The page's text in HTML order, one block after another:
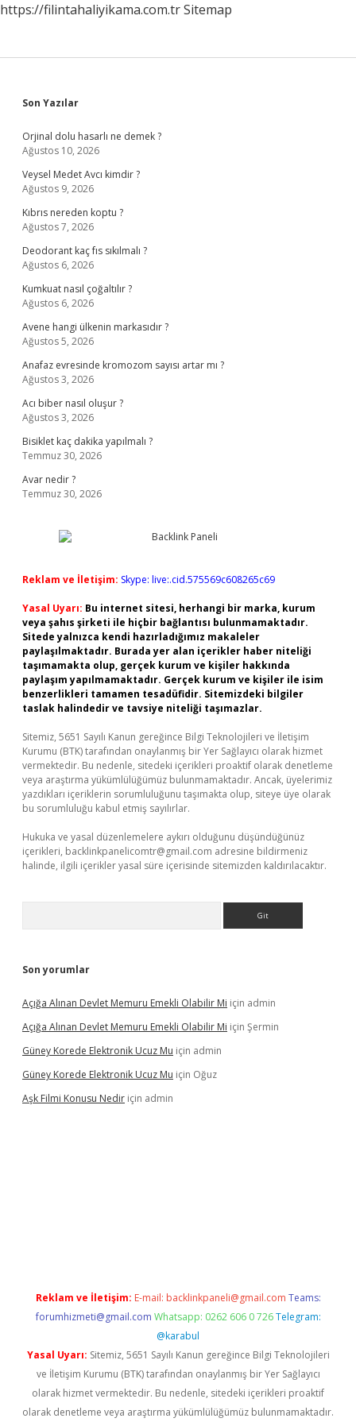
https://filintahaliyikama.com.trSitemap
Sidebar
Son Yazılar
Orjinal dolu hasarlı ne demek ?
Ağustos 10, 2026
Veysel Medet Avcı kimdir ?
Ağustos 9, 2026
Kıbrıs nereden koptu ?
Ağustos 7, 2026
Deodorant kaç fıs sıkılmalı ?
Ağustos 6, 2026
Kumkuat nasıl çoğaltılır ?
Ağustos 6, 2026
Avene hangi ülkenin markasıdır ?
Ağustos 5, 2026
Anafaz evresinde kromozom sayısı artar mı ?
Ağustos 3, 2026
Acı biber nasıl oluşur ?
Ağustos 3, 2026
Bisiklet kaç dakika yapılmalı ?
Temmuz 30, 2026
Avar nedir ?
Temmuz 30, 2026
Reklam ve İletişim: Skype: live:.cid.575569c608265c69
Yasal Uyarı: Bu internet sitesi, herhangi bir marka, kurum
veya şahıs şirketi ile hiçbir bağlantısı bulunmamaktadır.
Sitede yalnızca kendi hazırladığımız makaleler
paylaşılmaktadır. Burada yer alan içerikler haber niteliği
taşımamakta olup, gerçek kurum ve kişiler hakkında
paylaşım yapılmamaktadır. Gerçek kurum ve kişiler ile isim
benzerlikleri tamamen tesadüfidir. Sitemizdeki bilgiler
taslak halindedir ve tavsiye niteliği taşımazlar.
Sitemiz, 5651 Sayılı Kanun gereğince Bilgi Teknolojileri ve İletişim
Kurumu (BTK) tarafından onaylanmış bir Yer Sağlayıcı olarak hizmet
vermektedir. Bu nedenle, sitedeki içerikleri proaktif olarak denetleme
veya araştırma yükümlülüğümüz bulunmamaktadır. Ancak, üyelerimiz
yazdıkları içeriklerin sorumluluğunu taşımakta olup, siteye üye olarak
bu sorumluluğu kabul etmiş sayılırlar.
Hukuka ve yasal düzenlemelere aykırı olduğunu düşündüğünüz
içerikleri, backlinkpanelicomtr@gmail.com adresine bildirmeniz
halinde, ilgili içerikler yasal süre içerisinde sitemizden kaldırılacaktır.
Son yorumlar
Açığa Alınan Devlet Memuru Emekli Olabilir Mi için admin
Açığa Alınan Devlet Memuru Emekli Olabilir Mi için Şermin
Güney Korede Elektronik Ucuz Mu için admin
Güney Korede Elektronik Ucuz Mu için Oğuz
Aşk Filmi Konusu Nedir için admin
Reklam ve İletişim: E-mail: backlinkpaneli@gmail.com Teams:
forumhizmeti@gmail.com Whatsapp: 0262 606 0 726 Telegram:
@karabul
Yasal Uyarı: Sitemiz, 5651 Sayılı Kanun gereğince Bilgi Teknolojileri
ve İletişim Kurumu (BTK) tarafından onaylanmış bir Yer Sağlayıcı
olarak hizmet vermektedir. Bu nedenle, sitedeki içerikleri proaktif
olarak denetleme veya araştırma yükümlülüğümüz bulunmamaktadır.